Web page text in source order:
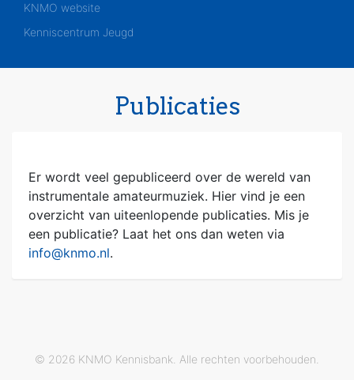
KNMO website
Kenniscentrum Jeugd
Publicaties
Er wordt veel gepubliceerd over de wereld van
instrumentale amateurmuziek. Hier vind je een
overzicht van uiteenlopende publicaties. Mis je
een publicatie? Laat het ons dan weten via
info@knmo.nl.
© 2026 KNMO Kennisbank. Alle rechten voorbehouden.